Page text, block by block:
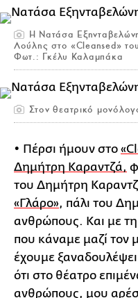
Η Νατάσα
Λούλης στο «Cleansed»
Φωτ.: Γκέλυ Καλαμπάκα
Στον θεατρικό
• Πέρσι ήμουν στο
Δημήτρη Καραντζά,
του Δημήτρη
«Γλάρο», πάλι του
ανθρώπους. Και με
που κάναμε μαζί τον
έχουμε
ότι στο θέατρο
ανθρώπους, μου